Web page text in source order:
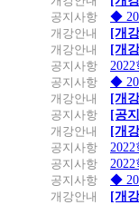
공지사항
◆
개강안내
[개
개강안내
[개
공지사항
공지사항
◆
개강안내
[개
공지사항
[공
개강안내
[개
공지사항
공지사항
공지사항
◆
개강안내
[개